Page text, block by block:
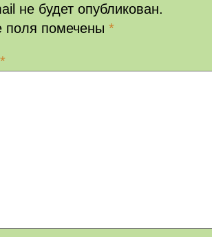
не будет опубликован.
поля помечены *
*